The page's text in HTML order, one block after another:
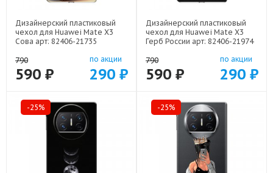
Дизайнерский пластиковый
чехол для Huawei Mate X3
Сова арт: 82406-21735
790
590 ₽
по акции
290 ₽
Дизайнерский пластиковый
чехол для Huawei Mate X3
Герб России арт: 82406-21974
790
590 ₽
по акции
290 ₽
-25% -25%